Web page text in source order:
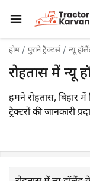
होम पुराने ट्रैक्टर्स न्यू
रोहतास में न्यू
हमने रोहतास, बिहार
ट्रैक्टरों की जानकारी
रुपये से शुरू होती है।
चयन कर जानकारी